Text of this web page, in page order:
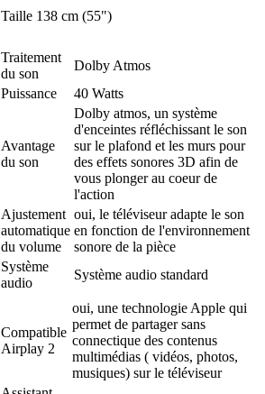
Taille 138 cm (55")
Traitement
du son
Dolby Atmos
Puissance
40 Watts
Avantage
du son
Dolby atmos, un système
d'enceintes réfléchissant le son
sur le plafond et les murs pour
des effets sonores 3D afin de
vous plonger au coeur de
l'action
Ajustement
automatique
du volume
oui, le téléviseur adapte le son
en fonction de l'environnement
sonore de la pièce
Système
audio
Système audio standard
Compatible
Airplay 2
oui, une technologie Apple qui
permet de partager sans
connectique des contenus
multimédias ( vidéos, photos,
musiques) sur le téléviseur